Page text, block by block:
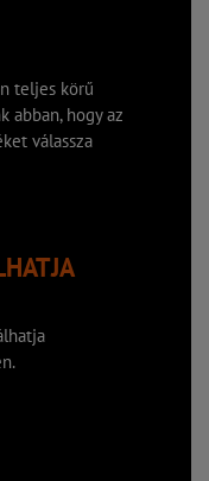
teljes körű
abban, hogy az
válassza